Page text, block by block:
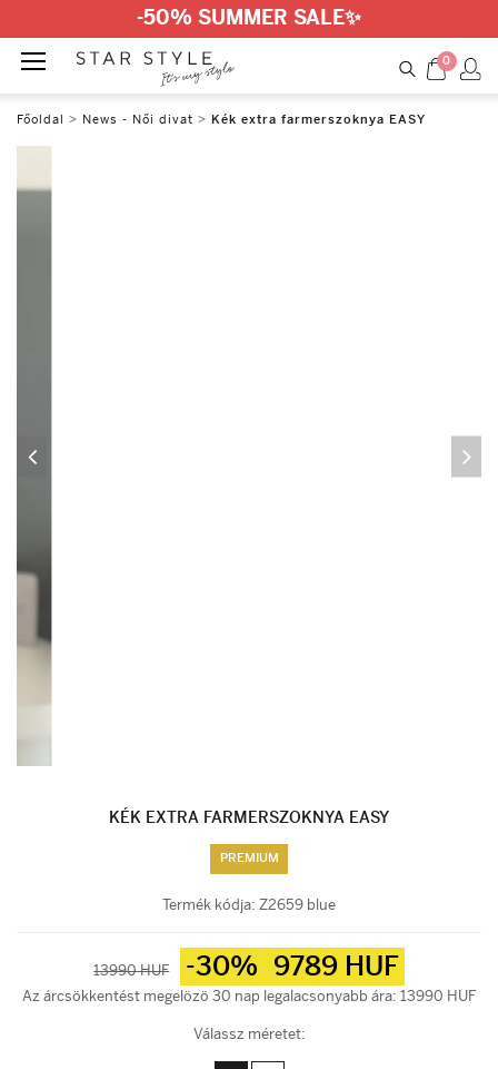
-50% SUMMER SALE✨
0
Főoldal > News - Női divat > Kék extra farmerszoknya EASY
KÉK EXTRA FARMERSZOKNYA EASY
PREMIUM
Termék kódja: Z2659 blue
13990 HUF -30% 9789 HUF
Az árcsökkentést megelözö 30 nap legalacsonyabb ára: 13990 HUF
Válassz méretet: